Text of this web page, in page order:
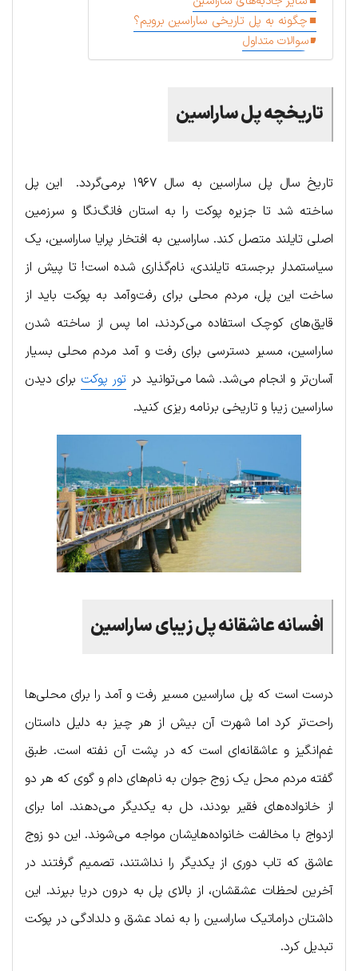
چگونه به پل تاریخی ساراسین برویم؟
سوالات متداول
تاریخچه پل ساراسین
تاریخ سال پل ساراسین به سال ۱۹۶۷ برمی‌گردد. این پل
ساخته شد تا جزیره پوکت را به استان فانگ‌نگا و سرزمین
اصلی تایلند متصل کند. ساراسین به افتخار پرايا ساراسین، یک
سیاستمدار برجسته تایلندی، نام‌گذاری شده است! تا پیش از
ساخت این پل، مردم محلی برای رفت‌وآمد به پوکت باید از
قایق‌های کوچک استفاده می‌کردند، اما پس از ساخته شدن
ساراسین، مسیر دسترسی برای رفت و آمد مردم محلی بسیار
آسان‌تر و انجام می‌شد. شما می‌توانید در تور پوکت برای دیدن
ساراسین زیبا و تاریخی برنامه ریزی کنید.
افسانه عاشقانه پل زیبای ساراسین
درست است که پل ساراسین مسیر رفت و آمد را برای محلی‌ها
راحت‌تر کرد اما شهرت آن بیش از هر چیز به دلیل داستان
غم‌انگیز و عاشقانه‌ای است که در پشت آن نفته است. طبق
گفته مردم محل یک زوج جوان به نام‌های دام و گوی که هر دو
از خانواده‌های فقیر بودند، دل به یکدیگر می‌دهند. اما برای
ازدواج با مخالفت خانواده‌هایشان مواجه می‌شوند. این دو زوج
عاشق که تاب دوری از یکدیگر را نداشتند، تصمیم گرفتند در
آخرین لحظات عشقشان، از بالای پل به درون دریا بپرند. این
داشتان دراماتیک ساراسین را به نماد عشق و دلدادگی در پوکت
تبدیل کرد.